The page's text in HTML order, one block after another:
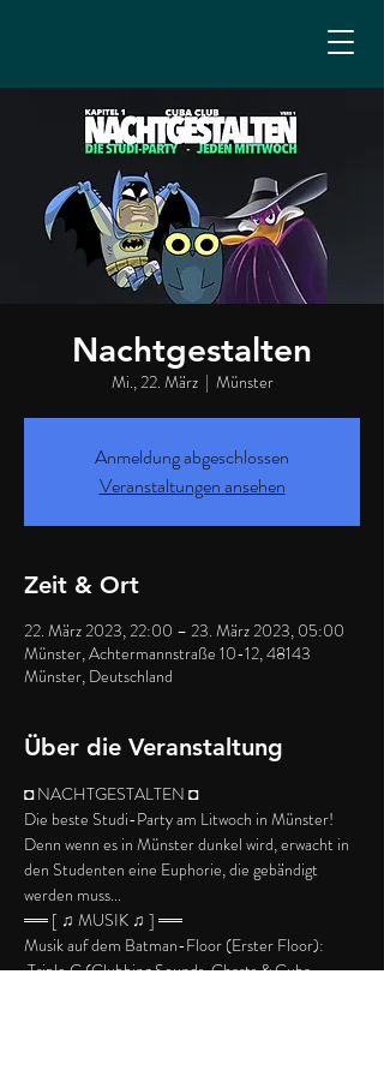
Nachtgestalten
Mi., 22. März
  |
Münster
Anmeldung abgeschlossen
Veranstaltungen ansehen
Zeit & Ort
22. März 2023, 22:00 – 23. März 2023, 05:00
Münster, Achtermannstraße 10-12, 48143
Münster, Deutschland
Über die Veranstaltung
◘ NACHTGESTALTEN ◘
Die beste Studi-Party am Litwoch in Münster!
Denn wenn es in Münster dunkel wird, erwacht in
den Studenten eine Euphorie, die gebändigt
werden muss...
══ [ ♫ MUSIK ♫ ] ══
Musik auf dem Batman-Floor (Erster Floor):
Triple C (Clubbing Sounds, Charts & Cuba-